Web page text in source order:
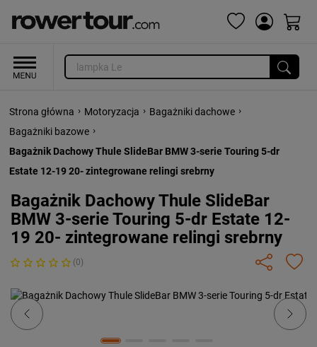
Strona główna › Motoryzacja › Bagażniki dachowe ›
Bagażniki bazowe ›
Bagażnik Dachowy Thule SlideBar BMW 3-serie Touring 5-dr
Estate 12-19 20- zintegrowane relingi srebrny
Bagażnik Dachowy Thule SlideBar
BMW 3-serie Touring 5-dr Estate 12-
19 20- zintegrowane relingi srebrny
(0)
Previous Next